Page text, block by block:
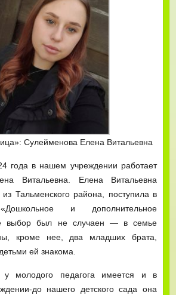
Сулейменова Елена Витальевна
в нашем учреждении работает
Витальевна. Елена Витальевна
Тальменского района, поступила в
и дополнительное
выбор был не случаен — в семье
кроме нее, два младших брата,
ей знакома.
молодого педагога имеется и в
до нашего детского сада она